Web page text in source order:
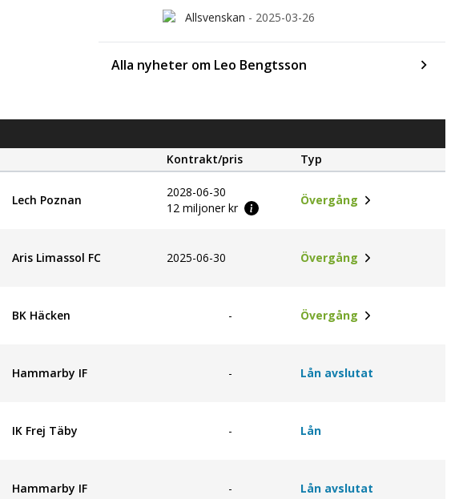
Allsvenskan - 2025-03-26
Alla nyheter om Leo Bengtsson
Kontrakt/pris Typ
Lech Poznan
2028-06-30
12 miljoner kr
Övergång
Aris Limassol FC 2025-06-30 Övergång
BK Häcken - Övergång
Hammarby IF - Lån avslutat
IK Frej Täby - Lån
Hammarby IF - Lån avslutat